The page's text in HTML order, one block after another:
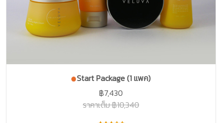
Start Package (1 แพค)
฿7,430
ราคาเต็ม ฿10,340